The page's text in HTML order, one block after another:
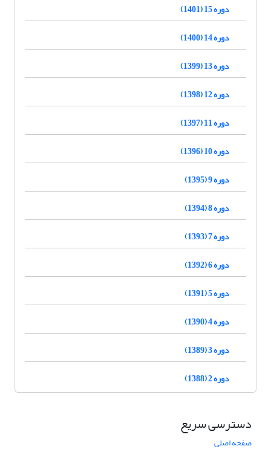
دوره 15 (1401)
دوره 14 (1400)
دوره 13 (1399)
دوره 12 (1398)
دوره 11 (1397)
دوره 10 (1396)
دوره 9 (1395)
دوره 8 (1394)
دوره 7 (1393)
دوره 6 (1392)
دوره 5 (1391)
دوره 4 (1390)
دوره 3 (1389)
دوره 2 (1388)
دسترسی سریع
صفحه اصلی